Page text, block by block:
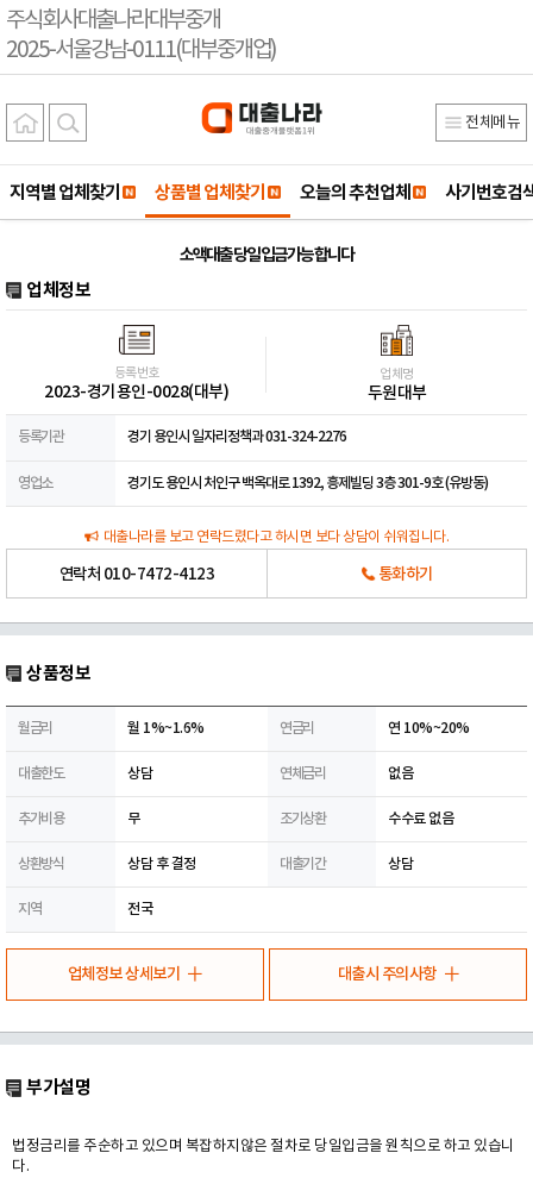
주식회사대출나라대부중개
2025-서울강남-0111(대부중개업)
전체메뉴
지역별 업체찾기 상품별 업체찾기 오늘의 추천업체 사기번호검
소액대출 당일 입금가능 합니다
업체정보
등록번호
2023-경기용인-0028(대부)
업체명
두원대부
등록기관 경기 용인시 일자리정책과 031-324-2276
영업소 경기도 용인시 처인구 백옥대로 1392, 흥제빌딩 3층 301-9호 (유방동)
대출나라를 보고 연락드렸다고 하시면 보다 상담이 쉬워집니다.
연락처 010-7472-4123 통화하기
상품정보
월금리 월 1%~1.6% 연금리 연 10%~20%
대출한도 상담 연체금리 없음
추가비용 무 조기상환 수수료 없음
상환방식 상담 후 결정 대출기간 상담
지역 전국
업체정보 상세보기 대출시 주의사항
부가설명
법정금리를 주순하고 있으며 복잡하지않은 절차로 당일입금을 원칙으로 하고 있습니
다.